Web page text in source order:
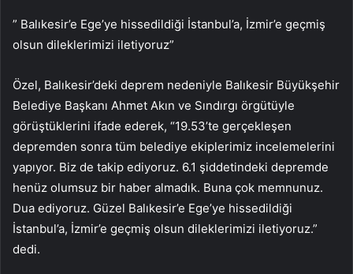
” Balıkesir’e Ege’ye hissedildiği İstanbul’a, İzmir’e geçmiş
olsun dileklerimizi iletiyoruz”
Özel, Balıkesir’deki deprem nedeniyle Balıkesir Büyükşehir
Belediye Başkanı Ahmet Akın ve Sındırgı örgütüyle
görüştüklerini ifade ederek, “19.53’te gerçekleşen
depremden sonra tüm belediye ekiplerimiz incelemelerini
yapıyor. Biz de takip ediyoruz. 6.1 şiddetindeki depremde
henüz olumsuz bir haber almadık. Buna çok memnunuz.
Dua ediyoruz. Güzel Balıkesir’e Ege’ye hissedildiği
İstanbul’a, İzmir’e geçmiş olsun dileklerimizi iletiyoruz.”
dedi.